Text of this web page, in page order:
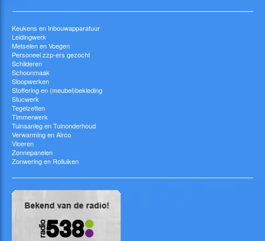
Keukens en Inbouwapparatuur
Leidingwerk
Metselen en Voegen
Personeel zzp-ers gezocht
Schilderen
Schoonmaak
Sloopwerken
Stoffering en (meubel)bekleding
Stucwerk
Tegelzetten
Timmerwerk
Tuinaanleg en Tuinonderhoud
Verwarming en Airco
Vloeren
Zonnepanelen
Zonwering en Rolluiken